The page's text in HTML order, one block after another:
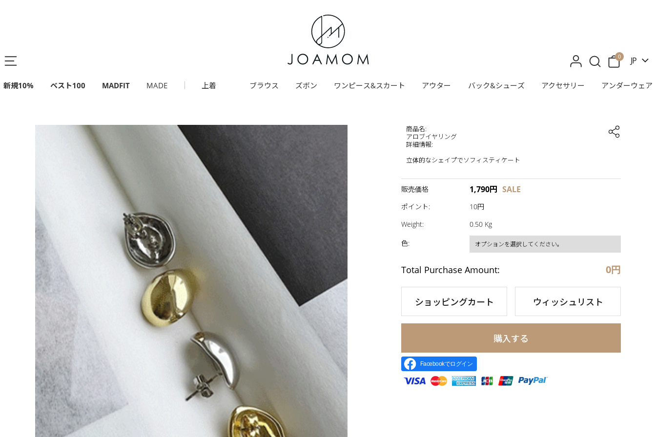
0 JP
新規10% ベスト100 MADFIT MADE 上着 ブラウス ズボン ワンピース&スカート アウター バック&シューズ アクセサリー アンダーウェア
商品名:
アロブイヤリング
詳細情報:
立体的なシェイプでソフィスティケート
販売価格 1,790円 SALE
ポイント:
10円
Weight: 0.50 Kg
色:
Total Purchase Amount: 0円
ショッピングカート ウィッシュリスト
購入する
Facebookでログイン